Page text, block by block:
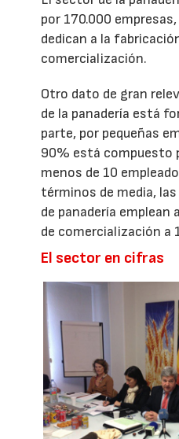
por 170.000
dedican a la
comercialización.
Otro dato de gran
de la panadería está
parte, por pequeñas
90% está compuesto
menos de 10
términos de media,
de panadería emplean
de comercialización a
El sector en cifras